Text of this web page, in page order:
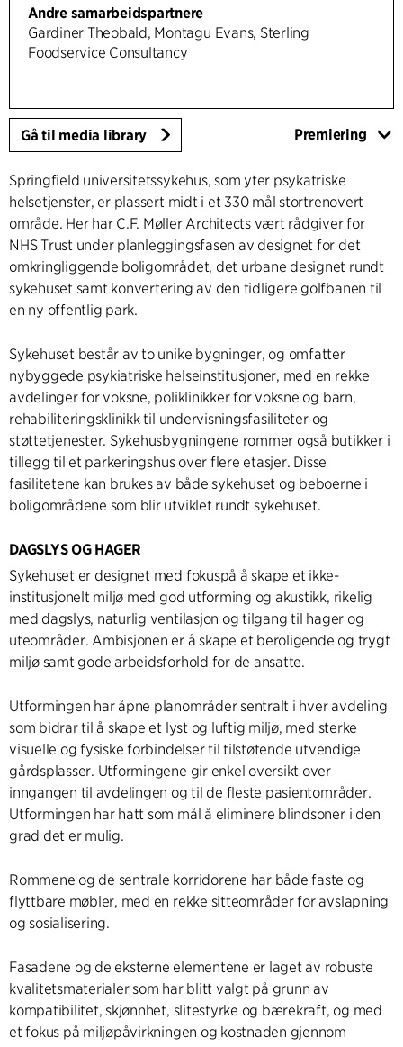
Andre samarbeidspartnere
Gardiner Theobald, Montagu Evans, Sterling
Foodservice Consultancy
Gå til media library Premiering
Springfield universitetssykehus, som yter psykatriske
helsetjenster, er plassert midt i et 330 mål stortrenovert
område. Her har C.F. Møller Architects vært rådgiver for
NHS Trust under planleggingsfasen av designet for det
omkringliggende boligområdet, det urbane designet rundt
sykehuset samt konvertering av den tidligere golfbanen til
en ny offentlig park.
Sykehuset består av to unike bygninger, og omfatter
nybyggede psykiatriske helseinstitusjoner, med en rekke
avdelinger for voksne, poliklinikker for voksne og barn,
rehabiliteringsklinikk til undervisningsfasiliteter og
støttetjenester. Sykehusbygningene rommer også butikker i
tillegg til et parkeringshus over flere etasjer. Disse
fasilitetene kan brukes av både sykehuset og beboerne i
boligområdene som blir utviklet rundt sykehuset.
DAGSLYS OG HAGER
Sykehuset er designet med fokuspå å skape et ikke-
institusjonelt miljø med god utforming og akustikk, rikelig
med dagslys, naturlig ventilasjon og tilgang til hager og
uteområder. Ambisjonen er å skape et beroligende og trygt
miljø samt gode arbeidsforhold for de ansatte.
Utformingen har åpne planområder sentralt i hver avdeling
som bidrar til å skape et lyst og luftig miljø, med sterke
visuelle og fysiske forbindelser til tilstøtende utvendige
gårdsplasser. Utformingene gir enkel oversikt over
inngangen til avdelingen og til de fleste pasientområder.
Utformingen har hatt som mål å eliminere blindsoner i den
grad det er mulig.
Rommene og de sentrale korridorene har både faste og
flyttbare møbler, med en rekke sitteområder for avslapning
og sosialisering.
Fasadene og de eksterne elementene er laget av robuste
kvalitetsmaterialer som har blitt valgt på grunn av
kompatibilitet, skjønnhet, slitestyrke og bærekraft, og med
et fokus på miljøpåvirkningen og kostnaden gjennom